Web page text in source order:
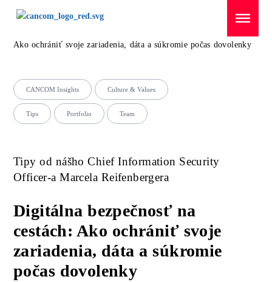
Menü überspringen
Ako ochrániť svoje zariadenia, dáta a súkromie počas dovolenky
CANCOM Insights Culture & Values
Tips Portfolio Team
Tipy od nášho Chief Information Security
Officer-a Marcela Reifenbergera
Digitálna bezpečnosť na
cestách: Ako ochrániť svoje
zariadenia, dáta a súkromie
počas dovolenky